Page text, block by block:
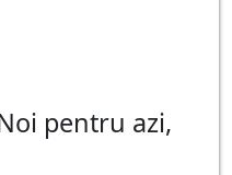
pentru azi,